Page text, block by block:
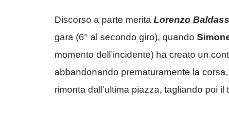
Discorso a parte merita Lorenzo
gara (6° al secondo giro), quando
momento dell’incidente) ha creato un
abbandonando prematuramente la
rimonta dall’ultima piazza, tagliando poi